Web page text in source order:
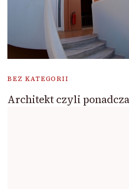
BEZ KATEGORII
Architekt czyli